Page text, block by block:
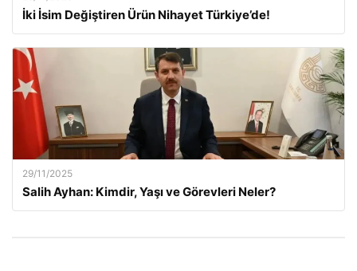
İki İsim Değiştiren Ürün Nihayet Türkiye’de!
29/11/2025
Salih Ayhan: Kimdir, Yaşı ve Görevleri Neler?